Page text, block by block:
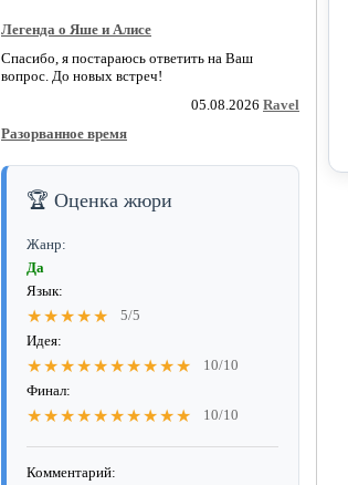
Легенда о Яше и Алисе
Спасибо, я постараюсь ответить на Ваш
вопрос. До новых встреч!
05.08.2026 Ravel
Разорванное время
🏆 Оценка жюри
Жанр:
Да
Язык:
★★★★★
5/5
Идея:
★★★★★★★★★★
10/10
Финал:
★★★★★★★★★★ 10/10
Комментарий: